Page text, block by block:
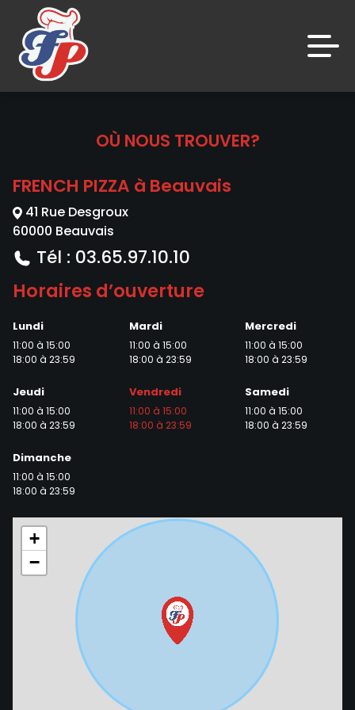
Appelez-nous
C.G.V
Mentions Légales
Mon Compte
Nous Trouver
Zones de Livraison
OÙ NOUS TROUVER?
FRENCH PIZZA à Beauvais
41 Rue Desgroux
60000 Beauvais
Tél : 03.65.97.10.10
Horaires d’ouverture
Lundi
11:00 à 15:00
18:00 à 23:59
Mardi
11:00 à 15:00
18:00 à 23:59
Mercredi
11:00 à 15:00
18:00 à 23:59
Jeudi
11:00 à 15:00
18:00 à 23:59
Vendredi
11:00 à 15:00
18:00 à 23:59
Samedi
11:00 à 15:00
18:00 à 23:59
Dimanche
11:00 à 15:00
18:00 à 23:59
+
−